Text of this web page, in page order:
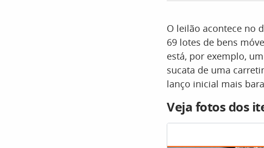
O leilão acontece no
69 lotes de bens
está, por exemplo,
sucata de uma
lanço inicial mais
Veja fotos dos